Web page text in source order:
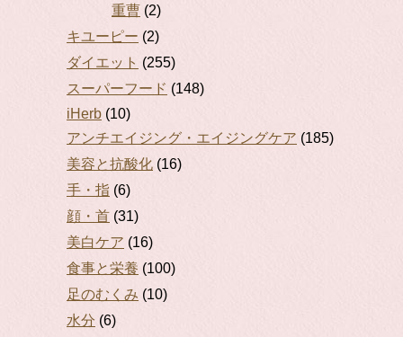
重曹 (2)
キユーピー (2)
ダイエット (255)
スーパーフード (148)
iHerb (10)
アンチエイジング・エイジングケア (185)
美容と抗酸化 (16)
手・指 (6)
顔・首 (31)
美白ケア (16)
食事と栄養 (100)
足のむくみ (10)
水分 (6)